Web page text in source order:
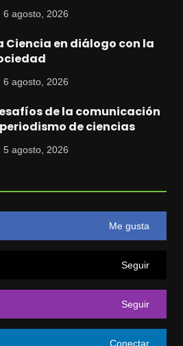
6 agosto, 2026
Ciencia en diálogo con la
6 agosto, 2026
de la comunicación
de ciencias
5 agosto, 2026
Me gusta
Seguir
Seguir
Conectar